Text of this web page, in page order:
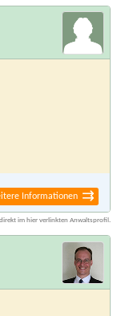
Informationen
im hier verlinkten Anwaltsprofil.